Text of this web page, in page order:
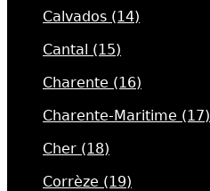
Calvados (14)
Cantal (15)
Charente (16)
Charente-Maritime (17)
Cher (18)
Corrèze (19)